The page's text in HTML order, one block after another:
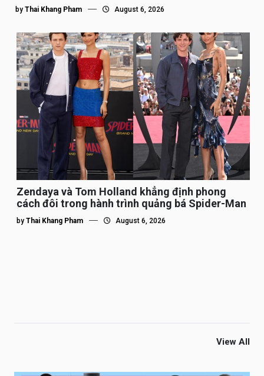
by Thai Khang Pham August 6, 2026
Zendaya và Tom Holland khẳng định phong
cách đôi trong hành trình quảng bá Spider-Man
by Thai Khang Pham August 6, 2026
View All